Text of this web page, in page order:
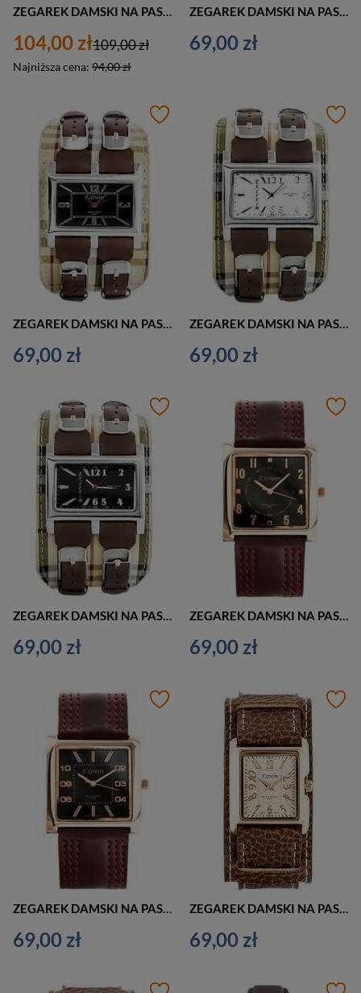
ZEGAREK DAMSKI NA PASKU CASUAL JORDAN KERR - 8149L (zj821c) - antyalergiczny
104,00 zł
Najniższa cena: 94,00 zł
109,00 zł
ZEGAREK DAMSKI NA PASKU CASUAL EXTREIM EXT-Y013B-3A (zx674c)
69,00 zł
69,00 zł 69,00 zł
ZEGAREK DAMSKI NA PASKU CASUAL EXTREIM EXT-Y013A-3A (zx673c)
69,00 zł
ZEGAREK DAMSKI NA PASKU ELEGANCKI EXTREIM EXT-Y020B-4A (zx668d)
69,00 zł
69,00 zł 69,00 zł